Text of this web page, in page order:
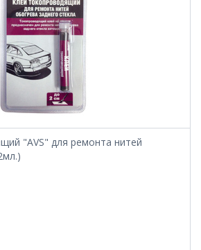
"AVS" для ремонта нитей